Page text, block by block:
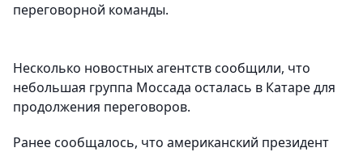
переговорной команды.
Несколько новостных агентств сообщили, что
небольшая группа Моссада осталась в Катаре для
продолжения переговоров.
Ранее сообщалось, что американский президент